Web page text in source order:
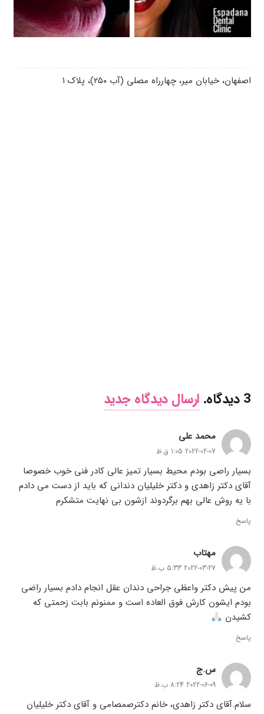
اصفهان، خیابان میر، چهارراه مصلی (آب ۲۵۰)، پلاک ۱
3 دیدگاه. ارسال دیدگاه جدید
محمد علی
2022-02-07 1:05 ق.ظ
بسیار راصی بودم محیط بسیار تمیز عالی کادر فنی خوب خصوصا
آقای دکتر زاهدی و دکتر خلیلیان دندانی که باید از دست می دادم
با یه روش عالی بهم برگردوند ازشون بی نهایت متشکرم
پاسخ
مهتاب
2022-03-27 5:33 ب.ظ
من پیش دکتر واعظی جراحی دندان عقل انجام دادم بسیار راضی
بودم ایشون کارش فوق العاده است و ممنونم بابت زحمتی که
کشیدن
پاسخ
س.ج
2022-06-09 8:24 ب.ظ
سلام.آقای دکتر زاهدی، خانم دکترصمصامی و آقای دکتر خلیلیان